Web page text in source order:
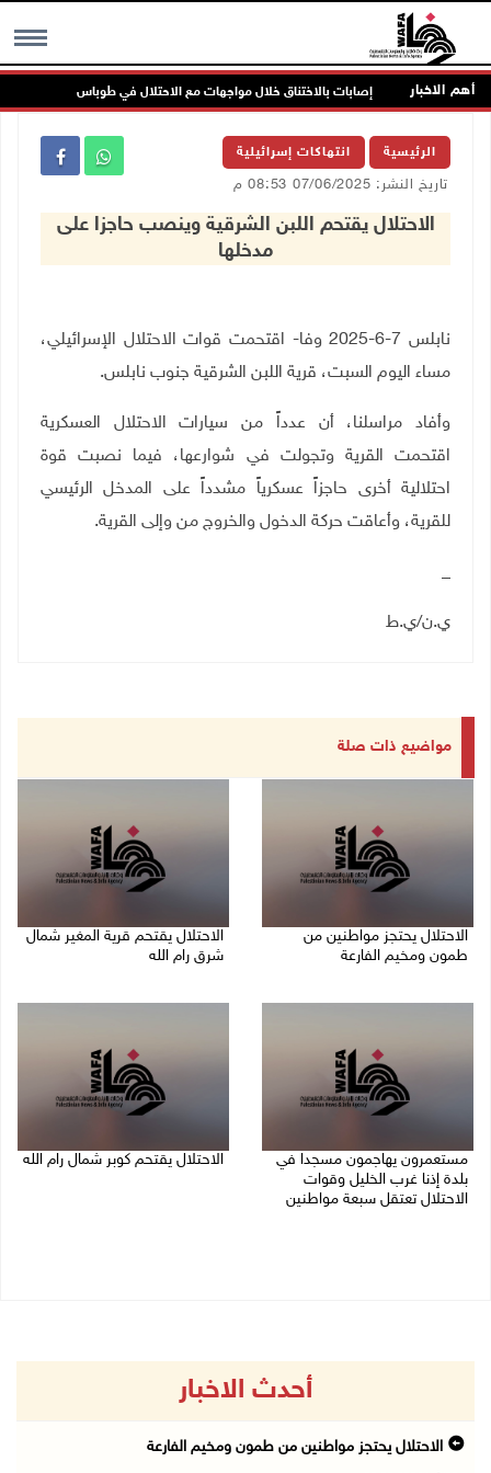
MENU أهم الاخبار إصابات بالاختناق خلال مواجهات مع الاحتلال في طوباس
الرئيسية انتهاكات إسرائيلية
تاريخ النشر: 07/06/2025 08:53 م
الاحتلال يقتحم اللبن الشرقية وينصب حاجزا على
مدخلها
نابلس 7-6-2025 وفا- اقتحمت قوات الاحتلال الإسرائيلي،
مساء اليوم السبت، قرية اللبن الشرقية جنوب نابلس.
وأفاد مراسلنا، أن عدداً من سيارات الاحتلال العسكرية
اقتحمت القرية وتجولت في شوارعها، فيما نصبت قوة
احتلالية أخرى حاجزاً عسكرياً مشدداً على المدخل الرئيسي
للقرية، وأعاقت حركة الدخول والخروج من وإلى القرية.
ي.ن/ي.ط
مواضيع ذات صلة
الاحتلال يحتجز مواطنين من
طمون ومخيم الفارعة
الاحتلال يقتحم قرية المغير شمال
شرق رام الله
مستعمرون يهاجمون مسجدا في
بلدة إذنا غرب الخليل وقوات
الاحتلال تعتقل سبعة مواطنين
الاحتلال يقتحم كوبر شمال رام الله
أحدث الاخبار
الاحتلال يحتجز مواطنين من طمون ومخيم الفارعة